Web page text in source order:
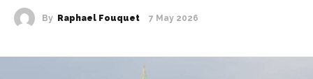
By Raphael Fouquet 7 May 2026